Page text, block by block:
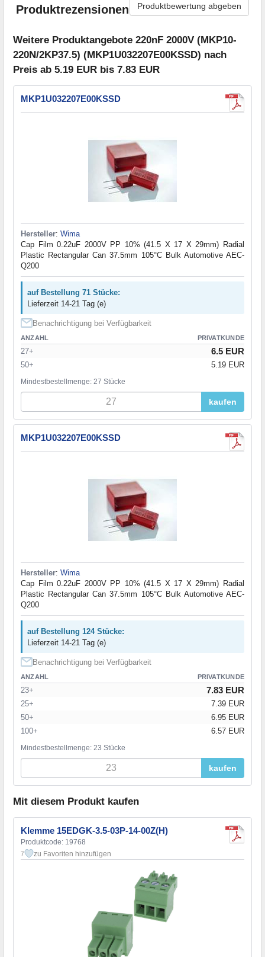
Produktrezensionen Produktbewertung abgeben
Weitere Produktangebote 220nF 2000V (MKP10-
220N/2KP37.5) (MKP1U032207E00KSSD) nach
Preis ab 5.19 EUR bis 7.83 EUR
MKP1U032207E00KSSD
Hersteller: Wima
Cap Film 0.22uF 2000V PP 10% (41.5 X 17 X 29mm) Radial
Plastic Rectangular Can 37.5mm 105°C Bulk Automotive AEC-
Q200
auf Bestellung 71 Stücke:
Lieferzeit 14-21 Tag (e)
Benachrichtigung bei Verfügbarkeit
ANZAHL PRIVATKUNDE
27+ 6.5 EUR
50+ 5.19 EUR
Mindestbestellmenge: 27 Stücke
kaufen
MKP1U032207E00KSSD
Hersteller: Wima
Cap Film 0.22uF 2000V PP 10% (41.5 X 17 X 29mm) Radial
Plastic Rectangular Can 37.5mm 105°C Bulk Automotive AEC-
Q200
auf Bestellung 124 Stücke:
Lieferzeit 14-21 Tag (e)
Benachrichtigung bei Verfügbarkeit
ANZAHL PRIVATKUNDE
23+ 7.83 EUR
25+
7.39 EUR
50+
6.95 EUR
100+
6.57 EUR
Mindestbestellmenge: 23 Stücke
kaufen
Mit diesem Produkt kaufen
Klemme 15EDGK-3.5-03P-14-00Z(H)
Produktcode: 19768
7 zu Favoriten hinzufügen